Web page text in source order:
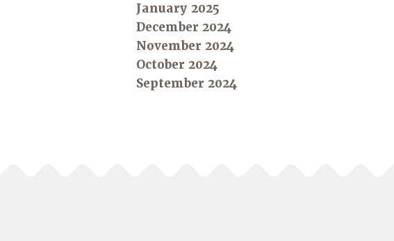
January 2025
December 2024
November 2024
October 2024
September 2024